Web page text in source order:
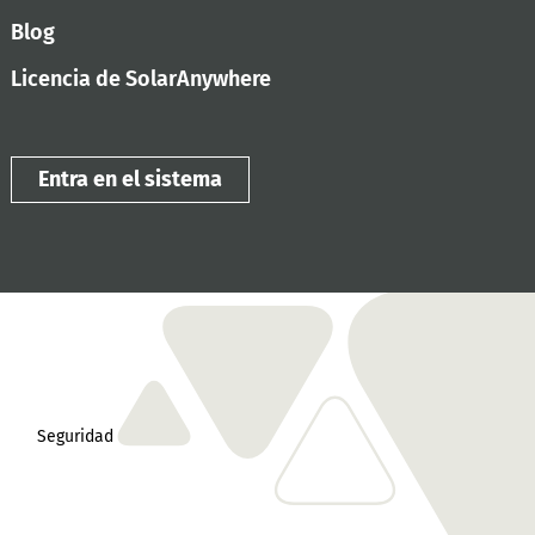
Blog
Licencia de SolarAnywhere
Entra en el sistema
Seguridad